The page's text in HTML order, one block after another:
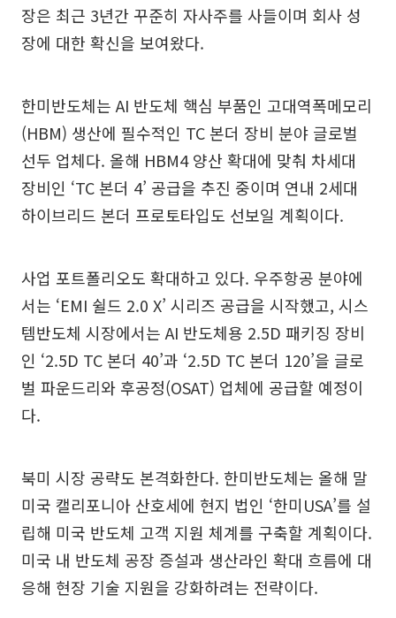
장은 최근 3년간 꾸준히 자사주를 사들이며 회사 성
장에 대한 확신을 보여왔다.
한미반도체는 AI 반도체 핵심 부품인 고대역폭메모리
(HBM) 생산에 필수적인 TC 본더 장비 분야 글로벌
선두 업체다. 올해 HBM4 양산 확대에 맞춰 차세대
장비인 ‘TC 본더 4’ 공급을 추진 중이며 연내 2세대
하이브리드 본더 프로토타입도 선보일 계획이다.
사업 포트폴리오도 확대하고 있다. 우주항공 분야에
서는 ‘EMI 쉴드 2.0 X’ 시리즈 공급을 시작했고, 시스
템반도체 시장에서는 AI 반도체용 2.5D 패키징 장비
인 ‘2.5D TC 본더 40’과 ‘2.5D TC 본더 120’을 글로
벌 파운드리와 후공정(OSAT) 업체에 공급할 예정이
다.
북미 시장 공략도 본격화한다. 한미반도체는 올해 말
미국 캘리포니아 산호세에 현지 법인 ‘한미USA’를 설
립해 미국 반도체 고객 지원 체계를 구축할 계획이다.
미국 내 반도체 공장 증설과 생산라인 확대 흐름에 대
응해 현장 기술 지원을 강화하려는 전략이다.